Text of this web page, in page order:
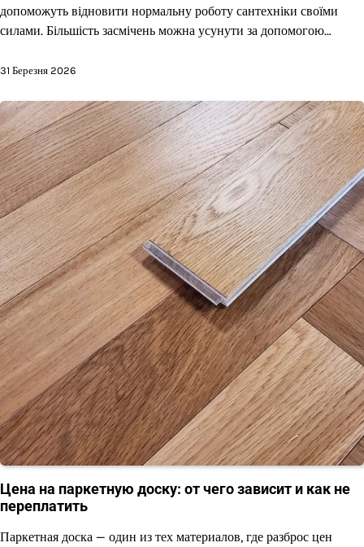
допоможуть відновити нормальну роботу сантехніки своїми
силами. Більшість засмічень можна усунути за допомогою…
31 Березня 2026
Цена на паркетную доску: от чего зависит и как не
переплатить
Паркетная доска — один из тех материалов, где разброс цен